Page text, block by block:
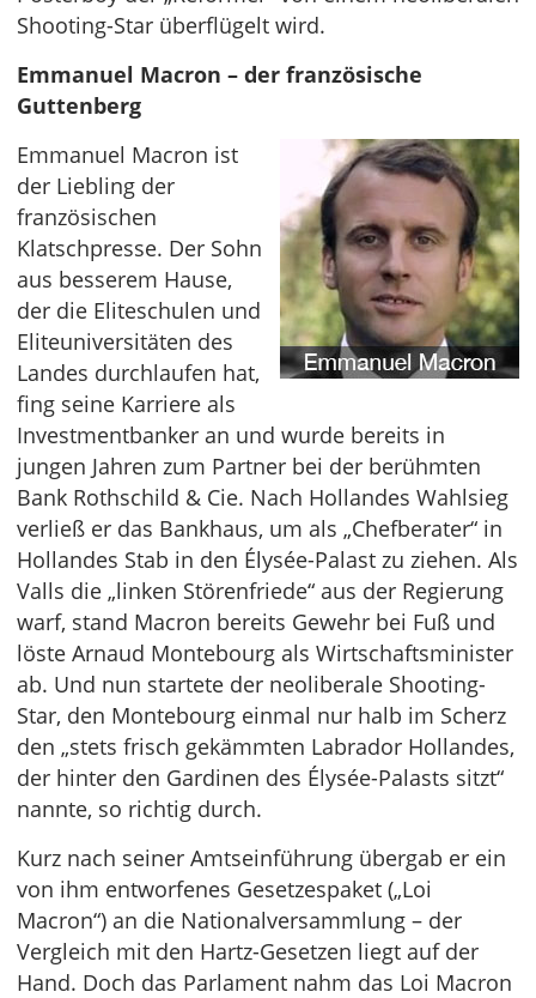
Shooting-Star überflügelt wird.
Emmanuel Macron – der französische
Guttenberg
Emmanuel Macron ist
der Liebling der
französischen
Klatschpresse. Der Sohn
aus besserem Hause,
der die Eliteschulen und
Eliteuniversitäten des
Landes durchlaufen hat,
fing seine Karriere als
Investmentbanker an und wurde bereits in
jungen Jahren zum Partner bei der berühmten
Bank Rothschild & Cie. Nach Hollandes Wahlsieg
verließ er das Bankhaus, um als „Chefberater“ in
Hollandes Stab in den Élysée-Palast zu ziehen. Als
Valls die „linken Störenfriede“ aus der Regierung
warf, stand Macron bereits Gewehr bei Fuß und
löste Arnaud Montebourg als Wirtschaftsminister
ab. Und nun startete der neoliberale Shooting-
Star, den Montebourg einmal nur halb im Scherz
den „stets frisch gekämmten Labrador Hollandes,
der hinter den Gardinen des Élysée-Palasts sitzt“
nannte, so richtig durch.
Kurz nach seiner Amtseinführung übergab er ein
von ihm entworfenes Gesetzespaket („Loi
Macron“) an die Nationalversammlung – der
Vergleich mit den Hartz-Gesetzen liegt auf der
Hand. Doch das Parlament nahm das Loi Macron